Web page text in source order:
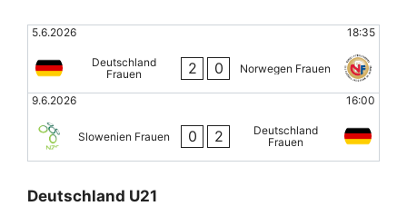
5.6.2026 18:35
Deutschland
Frauen
2 0 Norwegen Frauen
9.6.2026 16:00
Slowenien Frauen 0 2
Deutschland
Frauen
Deutschland U21